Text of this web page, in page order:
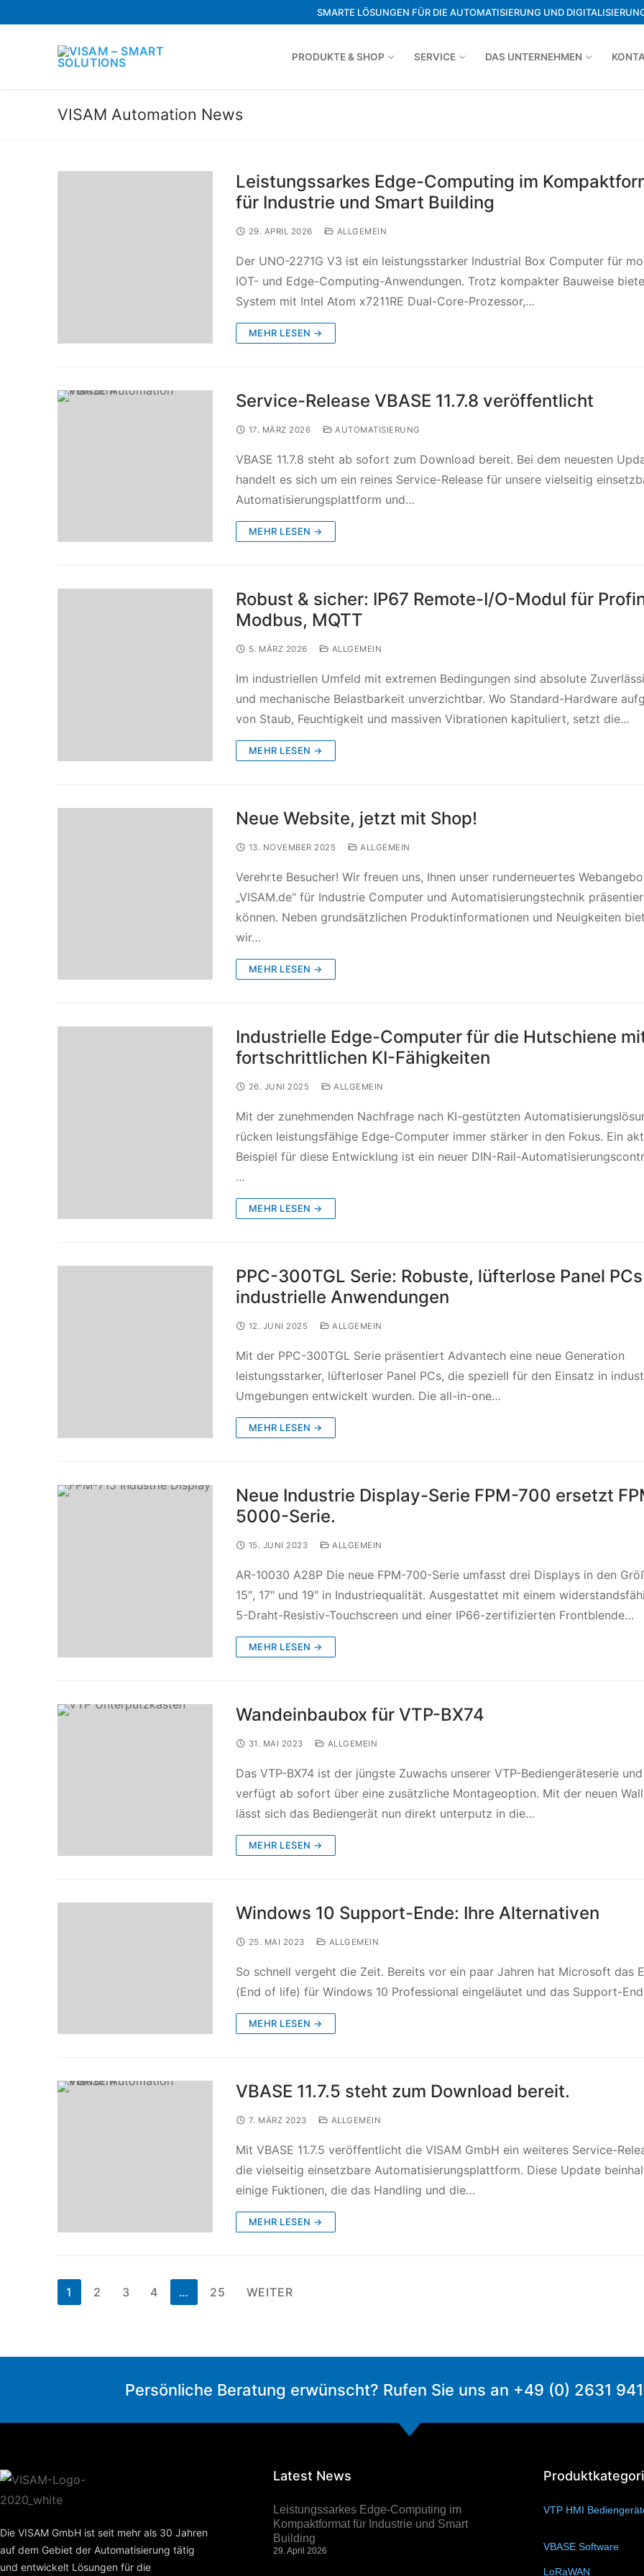
SMARTE LÖSUNGEN FÜR DIE AUTOMATISIERUNG UND
PRODUKTE & SHOP SERVICE DAS UNTERNEHMEN
VISAM Automation News
Leistungssarkes Edge-Computing im
für Industrie und Smart Building
29. APRIL 2026 ALLGEMEIN
Der UNO-2271G V3 ist ein leistungsstarker Industrial Box Computer für
IOT- und Edge-Computing-Anwendungen. Trotz kompakter Bauweise
System mit Intel Atom x7211RE Dual-Core-Prozessor,…
MEHR LESEN →
Service-Release VBASE 11.7.8 veröffentlicht
17. MÄRZ 2026 AUTOMATISIERUNG
VBASE 11.7.8 steht ab sofort zum Download bereit. Bei dem neuesten
handelt es sich um ein reines Service-Release für unsere vielseitig
Automatisierungsplattform und…
MEHR LESEN →
Robust & sicher: IP67 Remote-I/O-Modul für
Modbus, MQTT
5. MÄRZ 2026 ALLGEMEIN
Im industriellen Umfeld mit extremen Bedingungen sind absolute
und mechanische Belastbarkeit unverzichtbar. Wo Standard-Hardware
von Staub, Feuchtigkeit und massiven Vibrationen kapituliert, setzt die…
MEHR LESEN →
Neue Website, jetzt mit Shop!
13. NOVEMBER 2025 ALLGEMEIN
Verehrte Besucher! Wir freuen uns, Ihnen unser runderneuertes
„VISAM.de“ für Industrie Computer und Automatisierungstechnik
können. Neben grundsätzlichen Produktinformationen und Neuigkeiten
wir…
MEHR LESEN →
Industrielle Edge-Computer für die Hutschiene
fortschrittlichen KI-Fähigkeiten
26. JUNI 2025 ALLGEMEIN
Mit der zunehmenden Nachfrage nach KI-gestützten
rücken leistungsfähige Edge-Computer immer stärker in den Fokus. Ein
Beispiel für diese Entwicklung ist ein neuer DIN-Rail-
…
MEHR LESEN →
PPC-300TGL Serie: Robuste, lüfterlose Panel
industrielle Anwendungen
12. JUNI 2025 ALLGEMEIN
Mit der PPC-300TGL Serie präsentiert Advantech eine neue Generation
leistungsstarker, lüfterloser Panel PCs, die speziell für den Einsatz in
Umgebungen entwickelt wurden. Die all-in-one…
MEHR LESEN →
Neue Industrie Display-Serie FPM-700 ersetzt
5000-Serie.
15. JUNI 2023 ALLGEMEIN
AR-10030 A28P Die neue FPM-700-Serie umfasst drei Displays in den
15″, 17″ und 19″ in Industriequalität. Ausgestattet mit einem
5-Draht-Resistiv-Touchscreen und einer IP66-zertifizierten Frontblende…
MEHR LESEN →
Wandeinbaubox für VTP-BX74
31. MAI 2023 ALLGEMEIN
Das VTP-BX74 ist der jüngste Zuwachs unserer VTP-Bediengeräteserie und
verfügt ab sofort über eine zusätzliche Montageoption. Mit der neuen
lässt sich das Bediengerät nun direkt unterputz in die…
MEHR LESEN →
Windows 10 Support-Ende: Ihre Alternativen
25. MAI 2023 ALLGEMEIN
So schnell vergeht die Zeit. Bereits vor ein paar Jahren hat Microsoft das
(End of life) für Windows 10 Professional eingeläutet und das Support-
MEHR LESEN →
VBASE 11.7.5 steht zum Download bereit.
7. MÄRZ 2023 ALLGEMEIN
Mit VBASE 11.7.5 veröffentlicht die VISAM GmbH ein weiteres Service-
die vielseitig einsetzbare Automatisierungsplattform. Diese Update
einige Fuktionen, die das Handling und die…
MEHR LESEN →
1 2 3 4 … 25 WEITER
Persönliche Beratung erwünscht? Rufen Sie uns an +49 (0) 2631
Die VISAM GmbH ist seit mehr als 30 Jahren
auf dem Gebiet der Automatisierung tätig
und entwickelt Lösungen für die
Latest News
Leistungssarkes Edge-Computing im
Kompaktformat für Industrie und Smart
Building
29. April 2026
VTP HMI
VBASE Software
LoRaWAN